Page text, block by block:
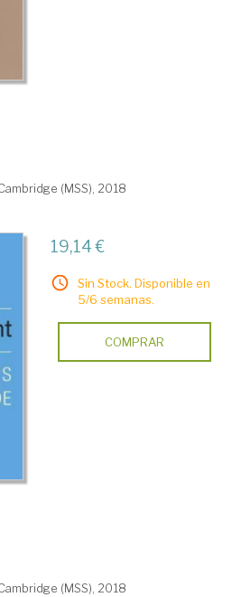
(MSS), 2018
19,14 €
Sin Stock. Disponible en
5/6 semanas.
COMPRAR
(MSS), 2018